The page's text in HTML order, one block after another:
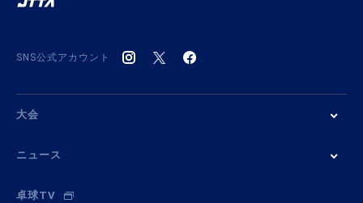
SNS公式アカウント
大会
ニュース
卓球TV